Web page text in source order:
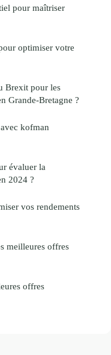
pour maîtriser
optimiser votre
Brexit pour les
Grande-Bretagne ?
kofman
évaluer la
2024 ?
vos rendements
meilleures offres
offres